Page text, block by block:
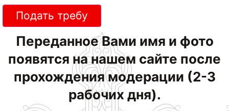
Подать требу
Переданное Вами имя и фото
появятся на нашем сайте после
прохождения модерации (2-3
рабочих дня).